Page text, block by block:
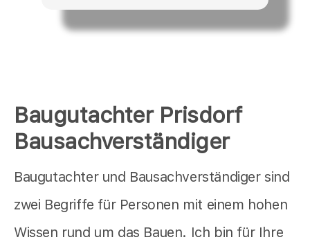
Baugutachter Prisdorf
Bausachverständiger
Baugutachter und Bausachverständiger sind
zwei Begriffe für Personen mit einem hohen
Wissen rund um das Bauen. Ich bin für Ihre